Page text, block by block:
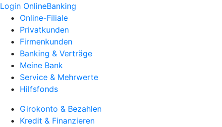
Login OnlineBanking
Online-Filiale
Privatkunden
Firmenkunden
Banking & Verträge
Meine Bank
Service & Mehrwerte
Hilfsfonds
Girokonto & Bezahlen
Kredit & Finanzieren